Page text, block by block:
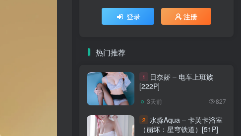
登录 注册
热门推荐
1
日奈娇 – 电车上班族
[222P]
3天前 827
2 水淼Aqua – 卡芙卡浴室
（崩坏：星穹铁道）[51P]